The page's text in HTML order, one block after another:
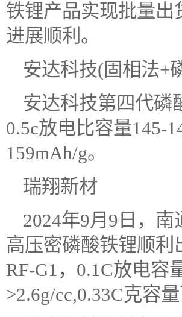
铁锂产品实现批量
进展顺利。
安达科技(固相法+
安达科技第四代磷
0.5c放电比容量145-
159mAh/g。
瑞翔新材
2024年9月9日，
高压密磷酸铁锂顺
RF-G1，0.1C放电容
>2.6g/cc,0.33C克容